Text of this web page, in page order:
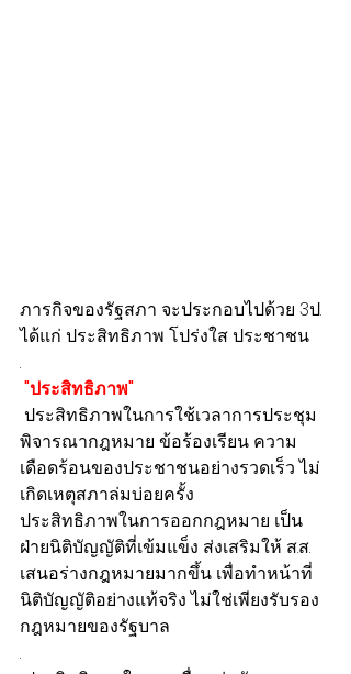
ภารกิจของรัฐสภา จะประกอบไปด้วย 3ป.
ได้แก่ ประสิทธิภาพ โปร่งใส ประชาชน
.
"ประสิทธิภาพ"
พิจารณากฎหมาย ข้อร้องเรียน ความ
เดือดร้อนของประชาชนอย่างรวดเร็ว ไม่
เกิดเหตุสภาล่มบ่อยครั้ง
ประสิทธิภาพในการออกกฎหมาย เป็น
ฝ่ายนิติบัญญัติที่เข้มแข็ง ส่งเสริมให้ ส.ส.
เสนอร่างกฎหมายมากขึ้น เพื่อทำหน้าที่
นิติบัญญัติอย่างแท้จริง ไม่ใช่เพียงรับรอง
กฎหมายของรัฐบาล
.